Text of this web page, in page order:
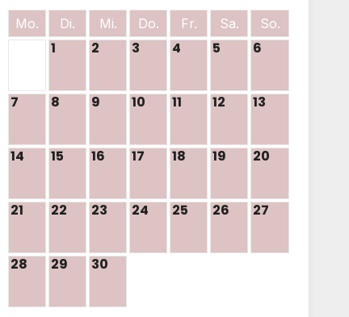
Mo. Di. Mi. Do. Fr. Sa. So.
1 2 3 4 5 6
7 8 9 10 11 12 13
14 15 16 17 18 19 20
21 22 23 24 25 26 27
28 29 30